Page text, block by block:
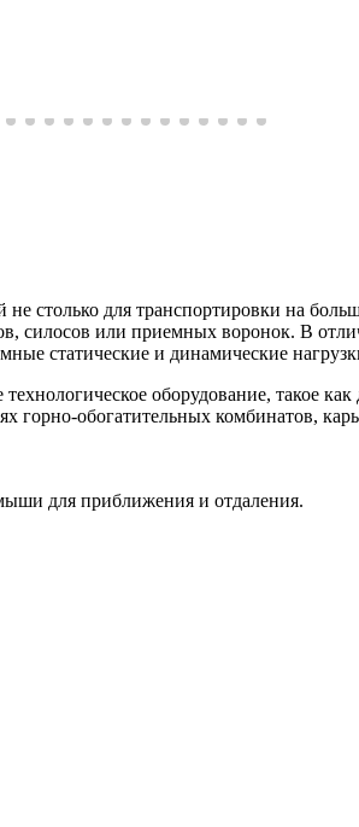
столько для транспортировки на
силосов или приемных воронок. В
статические и динамические
оборудование, такое
обогатительных комбинатов,
для приближения и отдаления.